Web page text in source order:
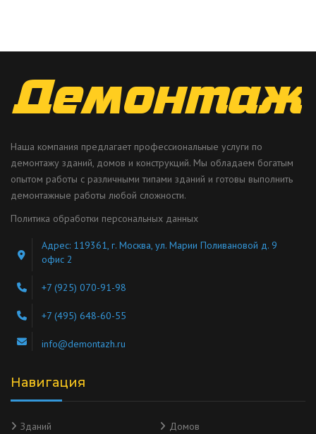
Наша компания предлагает профессиональные услуги по
демонтажу зданий, домов и конструкций. Мы обладаем богатым
опытом работы с различными типами зданий и готовы выполнить
демонтажные работы любой сложности.
Политика обработки персональных данных
Адрес: 119361, г. Москва, ул. Марии Поливановой д. 9
офис 2
+7 (925) 070-91-98
+7 (495) 648-60-55
info@demontazh.ru
Навигация
Зданий Домов